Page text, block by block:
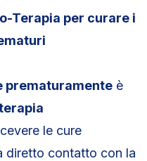
Terapia per curare i
prematuramente è
le cure
diretto contatto con la